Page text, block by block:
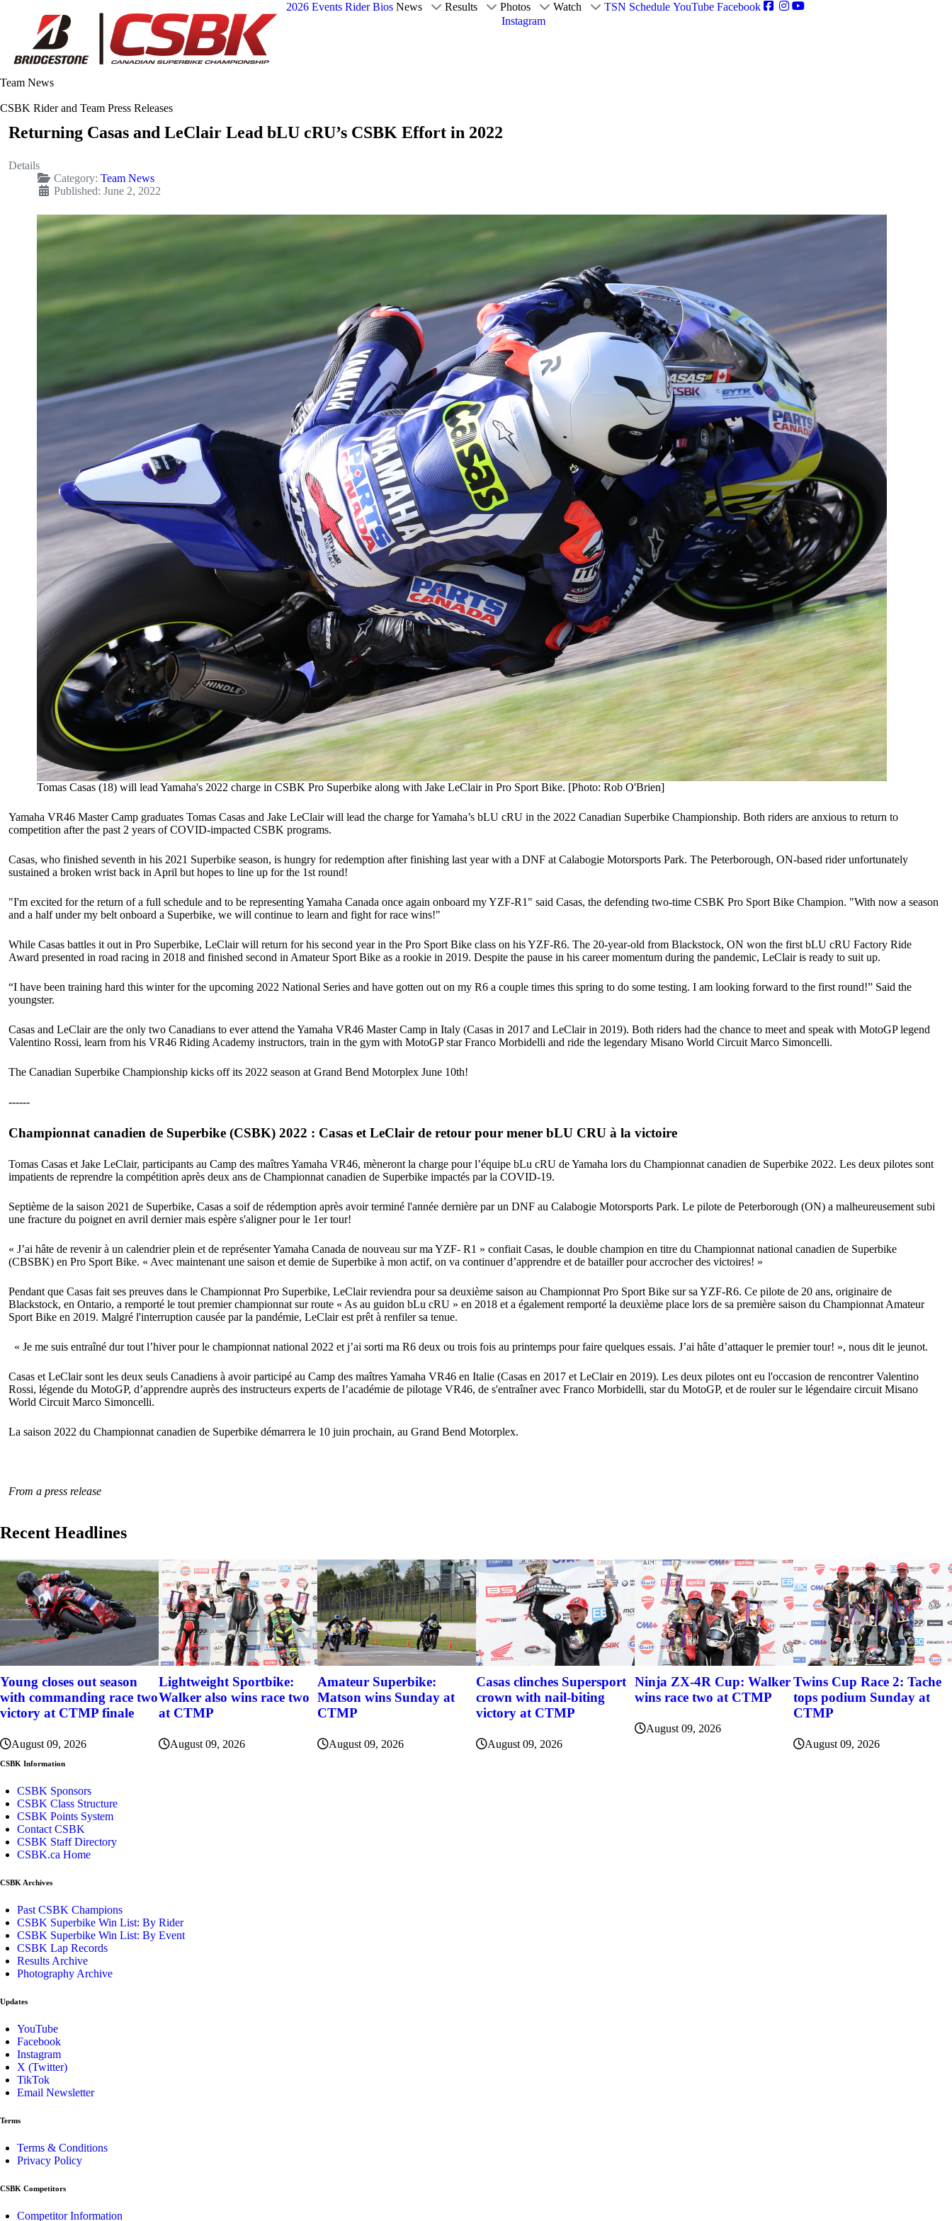
2026 Events Rider Bios News Results Photos Watch TSN Schedule YouTube Facebook
Instagram
Team News
CSBK Rider and Team Press Releases
Returning Casas and LeClair Lead bLU cRU’s CSBK Effort in 2022
Details
Category: Team News
Published: June 2, 2022
Tomas Casas (18) will lead Yamaha's 2022 charge in CSBK Pro Superbike along with Jake LeClair in Pro Sport Bike. [Photo: Rob O'Brien]
Yamaha VR46 Master Camp graduates Tomas Casas and Jake LeClair will lead the charge for Yamaha’s bLU cRU in the 2022 Canadian Superbike Championship. Both riders are anxious to return to
competition after the past 2 years of COVID-impacted CSBK programs.
Casas, who finished seventh in his 2021 Superbike season, is hungry for redemption after finishing last year with a DNF at Calabogie Motorsports Park. The Peterborough, ON-based rider unfortunately
sustained a broken wrist back in April but hopes to line up for the 1st round!
"I'm excited for the return of a full schedule and to be representing Yamaha Canada once again onboard my YZF-R1" said Casas, the defending two-time CSBK Pro Sport Bike Champion. "With now a season
and a half under my belt onboard a Superbike, we will continue to learn and fight for race wins!"
While Casas battles it out in Pro Superbike, LeClair will return for his second year in the Pro Sport Bike class on his YZF-R6. The 20-year-old from Blackstock, ON won the first bLU cRU Factory Ride
Award presented in road racing in 2018 and finished second in Amateur Sport Bike as a rookie in 2019. Despite the pause in his career momentum during the pandemic, LeClair is ready to suit up.
“I have been training hard this winter for the upcoming 2022 National Series and have gotten out on my R6 a couple times this spring to do some testing. I am looking forward to the first round!” Said the
youngster.
Casas and LeClair are the only two Canadians to ever attend the Yamaha VR46 Master Camp in Italy (Casas in 2017 and LeClair in 2019). Both riders had the chance to meet and speak with MotoGP legend
Valentino Rossi, learn from his VR46 Riding Academy instructors, train in the gym with MotoGP star Franco Morbidelli and ride the legendary Misano World Circuit Marco Simoncelli.
The Canadian Superbike Championship kicks off its 2022 season at Grand Bend Motorplex June 10th!
------
Championnat canadien de Superbike (CSBK) 2022 : Casas et LeClair de retour pour mener bLU CRU à la victoire
Tomas Casas et Jake LeClair, participants au Camp des maîtres Yamaha VR46, mèneront la charge pour l’équipe bLu cRU de Yamaha lors du Championnat canadien de Superbike 2022. Les deux pilotes sont
impatients de reprendre la compétition après deux ans de Championnat canadien de Superbike impactés par la COVID-19.
Septième de la saison 2021 de Superbike, Casas a soif de rédemption après avoir terminé l'année dernière par un DNF au Calabogie Motorsports Park. Le pilote de Peterborough (ON) a malheureusement subi
une fracture du poignet en avril dernier mais espère s'aligner pour le 1er tour!
« J’ai hâte de revenir à un calendrier plein et de représenter Yamaha Canada de nouveau sur ma YZF- R1 » confiait Casas, le double champion en titre du Championnat national canadien de Superbike
(CBSBK) en Pro Sport Bike. « Avec maintenant une saison et demie de Superbike à mon actif, on va continuer d’apprendre et de batailler pour accrocher des victoires! »
Pendant que Casas fait ses preuves dans le Championnat Pro Superbike, LeClair reviendra pour sa deuxième saison au Championnat Pro Sport Bike sur sa YZF-R6. Ce pilote de 20 ans, originaire de
Blackstock, en Ontario, a remporté le tout premier championnat sur route « As au guidon bLu cRU » en 2018 et a également remporté la deuxième place lors de sa première saison du Championnat Amateur
Sport Bike en 2019. Malgré l'interruption causée par la pandémie, LeClair est prêt à renfiler sa tenue.
« Je me suis entraîné dur tout l’hiver pour le championnat national 2022 et j’ai sorti ma R6 deux ou trois fois au printemps pour faire quelques essais. J’ai hâte d’attaquer le premier tour! », nous dit le jeunot.
Casas et LeClair sont les deux seuls Canadiens à avoir participé au Camp des maîtres Yamaha VR46 en Italie (Casas en 2017 et LeClair en 2019). Les deux pilotes ont eu l'occasion de rencontrer Valentino
Rossi, légende du MotoGP, d’apprendre auprès des instructeurs experts de l’académie de pilotage VR46, de s'entraîner avec Franco Morbidelli, star du MotoGP, et de rouler sur le légendaire circuit Misano
World Circuit Marco Simoncelli.
La saison 2022 du Championnat canadien de Superbike démarrera le 10 juin prochain, au Grand Bend Motorplex.
From a press release
Recent Headlines
Young closes out season
with commanding race two
victory at CTMP finale
August 09, 2026
Lightweight Sportbike:
Walker also wins race two
at CTMP
August 09, 2026
Amateur Superbike:
Matson wins Sunday at
CTMP
August 09, 2026
Casas clinches Supersport
crown with nail-biting
victory at CTMP
August 09, 2026
Ninja ZX-4R Cup: Walker
wins race two at CTMP
August 09, 2026
Twins Cup Race 2: Tache
tops podium Sunday at
CTMP
August 09, 2026
CSBK Information
CSBK Sponsors
CSBK Class Structure
CSBK Points System
Contact CSBK
CSBK Staff Directory
CSBK.ca Home
CSBK Archives
Past CSBK Champions
CSBK Superbike Win List: By Rider
CSBK Superbike Win List: By Event
CSBK Lap Records
Results Archive
Photography Archive
Updates
YouTube
Facebook
Instagram
X (Twitter)
TikTok
Email Newsletter
Terms
Terms & Conditions
Privacy Policy
CSBK Competitors
Competitor Information